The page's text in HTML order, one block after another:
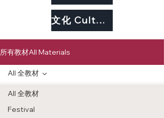
文化 Culture
所有教材All Materials
All 全教材
Festival
All 全教材